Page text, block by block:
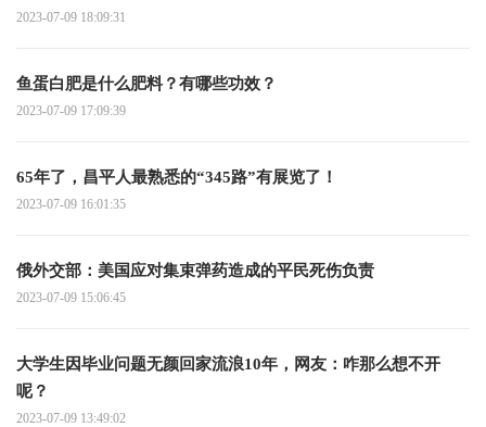
2023-07-09 18:09:31
鱼蛋白肥是什么肥料？有哪些功效？
2023-07-09 17:09:39
65年了，昌平人最熟悉的“345路”有展览了！
2023-07-09 16:01:35
俄外交部：美国应对集束弹药造成的平民死伤负责
2023-07-09 15:06:45
大学生因毕业问题无颜回家流浪10年，网友：咋那么想不开
呢？
2023-07-09 13:49:02